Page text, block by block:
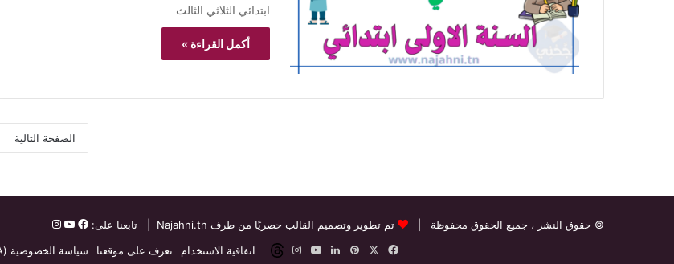
ابتدائي الثلاثي الثالث
أكمل القراءة »
الصفحة التالية
© حقوق النشر ، جميع الحقوق محفوظة | تم تطوير وتصميم القالب حصريًا من طرف Najahni.tn | تابعنا على:
اتفاقية الاستخدام
تعرف على موقعنا سياسة الخصوصية (DMCA) فيسبوكبينتيريست
لينكدإن‫YouTube
انستقرامthreads